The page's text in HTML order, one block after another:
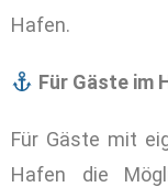
Hafen.
Für Gäste im
Für Gäste mit
Hafen die